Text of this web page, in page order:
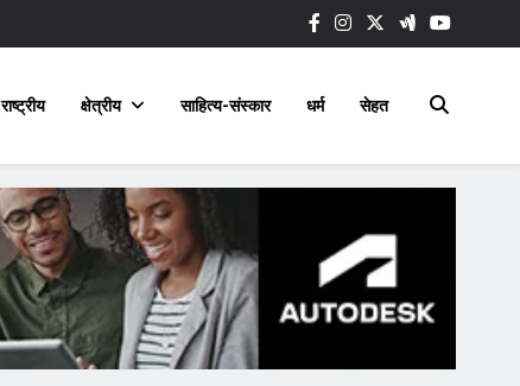
राष्ट्रीय क्षेत्रीय साहित्य-संस्कार धर्म सेहत